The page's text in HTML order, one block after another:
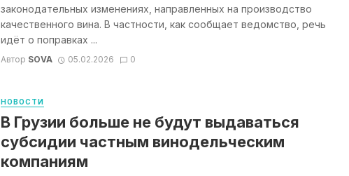
законодательных изменениях, направленных на производство
качественного вина. В частности, как сообщает ведомство, речь
идёт о поправках ...
Автор SOVA 05.02.2026 0
НОВОСТИ
В Грузии больше не будут выдаваться
субсидии частным винодельческим
компаниям